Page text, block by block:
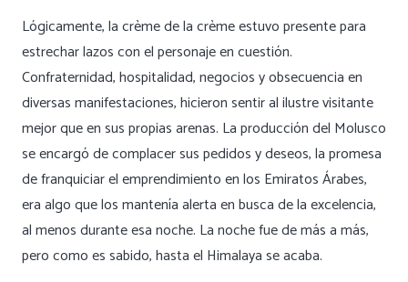
Lógicamente, la crème de la crème estuvo presente para
estrechar lazos con el personaje en cuestión.
Confraternidad, hospitalidad, negocios y obsecuencia en
diversas manifestaciones, hicieron sentir al ilustre visitante
mejor que en sus propias arenas. La producción del Molusco
se encargó de complacer sus pedidos y deseos, la promesa
de franquiciar el emprendimiento en los Emiratos Árabes,
era algo que los mantenía alerta en busca de la excelencia,
al menos durante esa noche. La noche fue de más a más,
pero como es sabido, hasta el Himalaya se acaba.